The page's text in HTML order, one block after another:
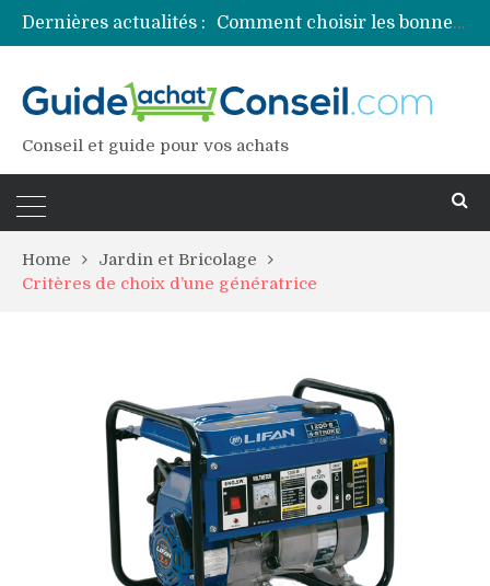
Dernières actualités :
Comment choisir les bonnes couleurs pour un projet tie and dye ?
Comment préparer sa piscine pour une période prolongée d’inutilisation ?
Conseil et guide pour vos achats
Home
Jardin et Bricolage
Critères de choix d’une génératrice